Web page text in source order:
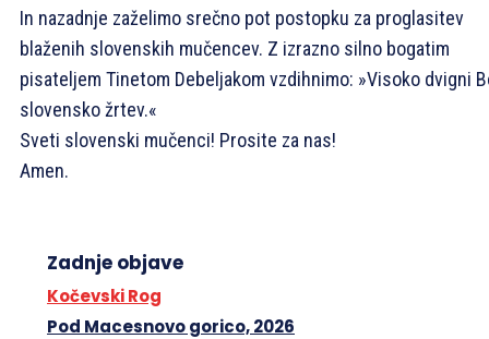
In nazadnje zaželimo srečno pot postopku za proglasitev
blaženih slovenskih mučencev. Z izrazno silno bogatim
pisateljem Tinetom Debeljakom vzdihnimo: »Visoko dvigni
slovensko žrtev.«
Sveti slovenski mučenci! Prosite za nas!
Amen.
Zadnje objave
Kočevski Rog
Pod Macesnovo gorico, 2026